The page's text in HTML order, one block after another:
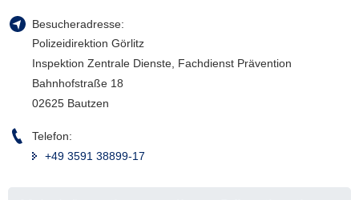
Besucheradresse:
Polizeidirektion Görlitz
Inspektion Zentrale Dienste, Fachdienst Prävention
Bahnhofstraße 18
02625 Bautzen
Telefon:
+49 3591 38899-17